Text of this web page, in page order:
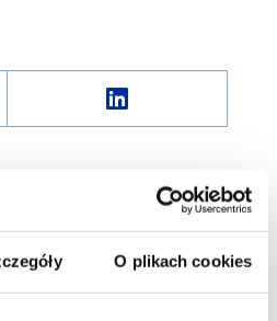
O plikach cookies
K L A M A